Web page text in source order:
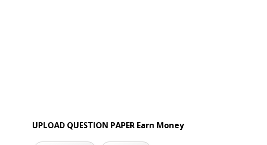
UPLOAD QUESTION PAPER Earn Money